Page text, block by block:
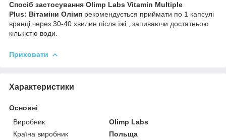
Спосіб застосування Olimp Labs Vitamin Multiple
Plus: Вітаміни Олімп рекомендується приймати по 1 капсулі
вранці через 30-40 хвилин після їжі , запиваючи достатньою
кількістю води.
Приховати
Характеристики
Основні
Виробник
Olimp Labs
Країна виробник
Польща